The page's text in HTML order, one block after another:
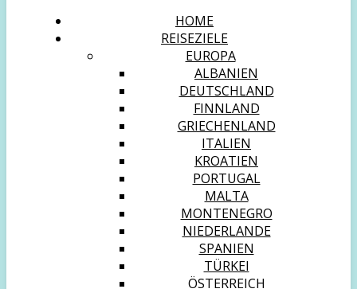
HOME
REISEZIELE
EUROPA
ALBANIEN
DEUTSCHLAND
FINNLAND
GRIECHENLAND
ITALIEN
KROATIEN
PORTUGAL
MALTA
MONTENEGRO
NIEDERLANDE
SPANIEN
TÜRKEI
ÖSTERREICH